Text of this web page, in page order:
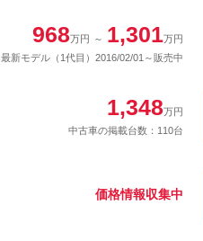
968万円 ～ 1,301万円
最新モデル（1代目）2016/02/01～販売中
1,348万円
中古車の掲載台数：110台
価格情報収集中